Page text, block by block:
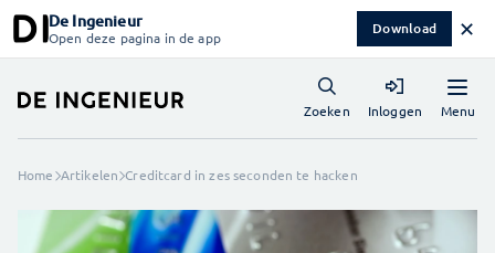
De Ingenieur
Open deze pagina in de app Download ✕
Menu
Zoeken Inloggen
Home Artikelen Creditcard in zes seconden te hacken